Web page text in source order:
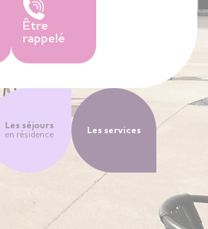
Être
rappelé
Les séjours
en résidence
Les services